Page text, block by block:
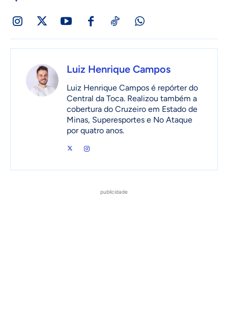
Luiz Henrique Campos
Luiz Henrique Campos é repórter do
Central da Toca. Realizou também a
cobertura do Cruzeiro em Estado de
Minas, Superesportes e No Ataque
por quatro anos.
publicidade